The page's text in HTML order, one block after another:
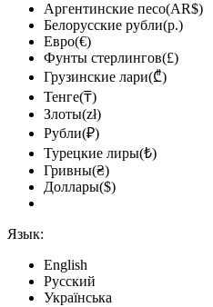
Аргентинские песо(AR$)
Белорусские рубли(р.)
Евро(€)
Фунты стерлингов(£)
Грузинские лари(₾)
Тенге(₸)
Злоты(zł)
Рубли(₽)
Турецкие лиры(₺)
Гривны(₴)
Доллары($)
Язык:
English
Русский
Українська